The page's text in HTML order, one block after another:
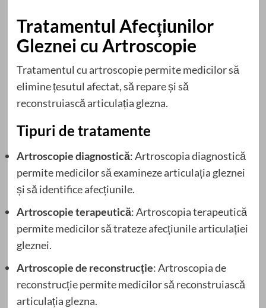
Tratamentul Afecțiunilor
Gleznei cu Artroscopie
Tratamentul cu artroscopie permite medicilor să
elimine țesutul afectat, să repare și să
reconstruiască articulația glezna.
Tipuri de tratamente
Artroscopie diagnostică: Artroscopia diagnostică
permite medicilor să examineze articulația gleznei
și să identifice afecțiunile.
Artroscopie terapeutică: Artroscopia terapeutică
permite medicilor să trateze afecțiunile articulației
gleznei.
Artroscopie de reconstrucție: Artroscopia de
reconstrucție permite medicilor să reconstruiască
articulația glezna.